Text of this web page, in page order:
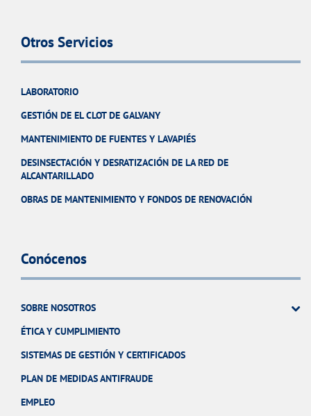
Otros Servicios
LABORATORIO
GESTIÓN DE EL CLOT DE GALVANY
MANTENIMIENTO DE FUENTES Y LAVAPIÉS
DESINSECTACIÓN Y DESRATIZACIÓN DE LA RED DE
ALCANTARILLADO
OBRAS DE MANTENIMIENTO Y FONDOS DE RENOVACIÓN
Conócenos
SOBRE NOSOTROS
ÉTICA Y CUMPLIMIENTO
SISTEMAS DE GESTIÓN Y CERTIFICADOS
PLAN DE MEDIDAS ANTIFRAUDE
EMPLEO